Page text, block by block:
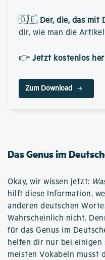
🇩🇪 Der, die, das mit
dir, wie man die
👉 Jetzt kostenlos
Zum Download
Das Genus im
Okay, wir wissen jetzt:
hilft diese Information,
anderen deutschen
Wahrscheinlich nicht.
für das Genus im
helfen dir nur bei einigen
meisten Vokabeln musst